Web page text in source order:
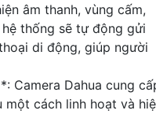
âm thanh, vùng cấm,
thống sẽ tự động gửi
di động, giúp người
Camera Dahua cung
cách linh hoạt và